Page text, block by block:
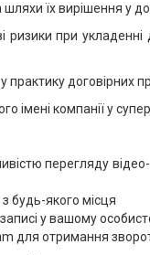
їх вирішення у
ризики при
практику договірних
імені компанії у
перегляду
будь-якого місця
у вашому
для отримання